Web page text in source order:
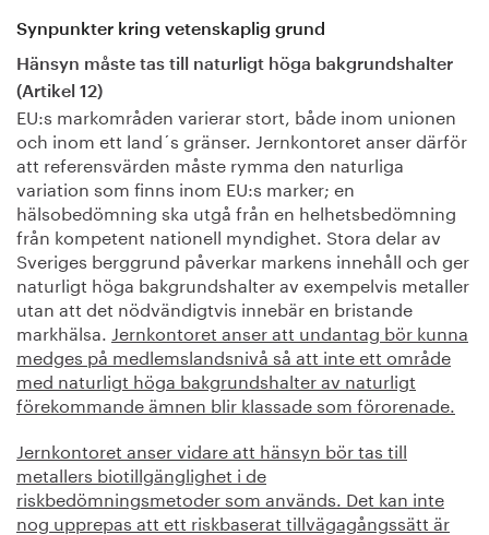
Synpunkter kring vetenskaplig grund
Hänsyn måste tas till naturligt höga bakgrundshalter
(Artikel 12)
EU:s markområden varierar stort, både inom unionen
och inom ett land´s gränser. Jernkontoret anser därför
att referensvärden måste rymma den naturliga
variation som finns inom EU:s marker; en
hälsobedömning ska utgå från en helhetsbedömning
från kompetent nationell myndighet. Stora delar av
Sveriges berggrund påverkar markens innehåll och ger
naturligt höga bakgrundshalter av exempelvis metaller
utan att det nödvändigtvis innebär en bristande
markhälsa. Jernkontoret anser att undantag bör kunna
medges på medlemslandsnivå så att inte ett område
med naturligt höga bakgrundshalter av naturligt
förekommande ämnen blir klassade som förorenade.
Jernkontoret anser vidare att hänsyn bör tas till
metallers biotillgänglighet i de
riskbedömningsmetoder som används. Det kan inte
nog upprepas att ett riskbaserat tillvägagångssätt är